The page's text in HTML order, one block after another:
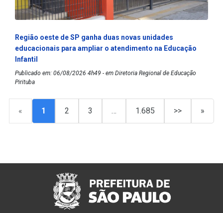
Região oeste de SP ganha duas novas unidades
educacionais para ampliar o atendimento na Educação
Infantil
Publicado em: 06/08/2026 4h49 - em Diretoria Regional de Educação
Pirituba
« 1 2 3 … 1.685 >> »